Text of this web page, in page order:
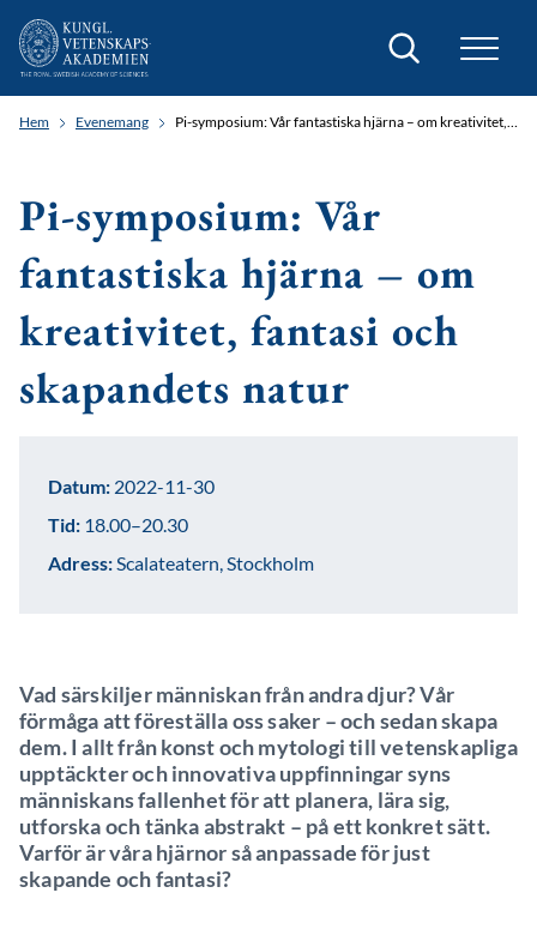
Sök
Hem Evenemang Pi-symposium: Vår fantastiska hjärna – om kreativitet, fantasi och skapandets natur
Pi-symposium: Vår
fantastiska hjärna – om
kreativitet, fantasi och
skapandets natur
Vad särskiljer människan från andra djur? Vår
förmåga att föreställa oss saker – och sedan skapa
dem. I allt från konst och mytologi till vetenskapliga
upptäckter och innovativa uppfinningar syns
människans fallenhet för att planera, lära sig,
utforska och tänka abstrakt – på ett konkret sätt.
Varför är våra hjärnor så anpassade för just
skapande och fantasi?
Datum: 2022-11-30
Tid: 18.00–20.30
Adress:Scalateatern, Stockholm